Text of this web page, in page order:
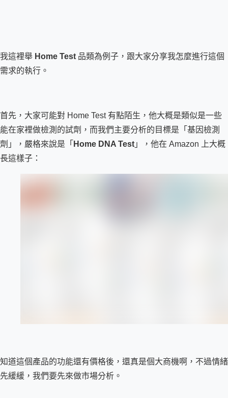
我這裡舉 Home Test 品類為例子，跟大家分享我怎麼進行這個
需求的執行。
首先，大家可能對 Home Test 有點陌生，他大概是類似是一些
能在家裡做檢測的試劑，而我們主要分析的目標是「基因檢測
劑」，嚴格來說是「 Home DNA Test 」，他在 Amazon 上大概
長這樣子：
知道這個產品的功能還有價格後，還真是個大商機啊，不過情緒
先緩緩，我們要先來做市場分析。